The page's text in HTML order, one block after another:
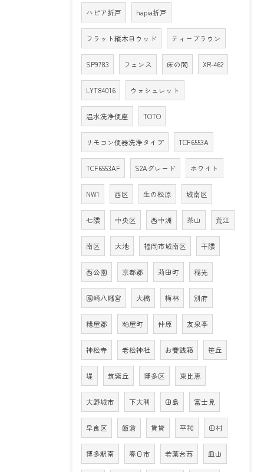
ハピア折戸 hapia折戸
フラット縦木目ウッド ティーブラウン
SP9783 フェンス 床の間 XR-462
LYT84016 ウォシュレット
温水洗浄便座 TOTO
リモコン便器洗浄タイプ TCF6553A
TCF6553AF S2Aグレード ホワイト
NW1 西区 生の松原 城南区
七隈 中央区 西中洲 茶山 荒江
南区 大池 福岡市城南区 干隈
西公園 京都郡 苅田町 稲光
國崎八幡宮 大橋 梅林 別府
糟屋郡 粕屋町 仲原 友泉亭
神松寺 老松神社 お賽銭箱 笹丘
堤 筑紫丘 博多区 東比恵
大野城市 下大利 田島 富士見
早良区 飯倉 賃貸 平和 田村
博多駅南 春日市 若葉台西 皿山